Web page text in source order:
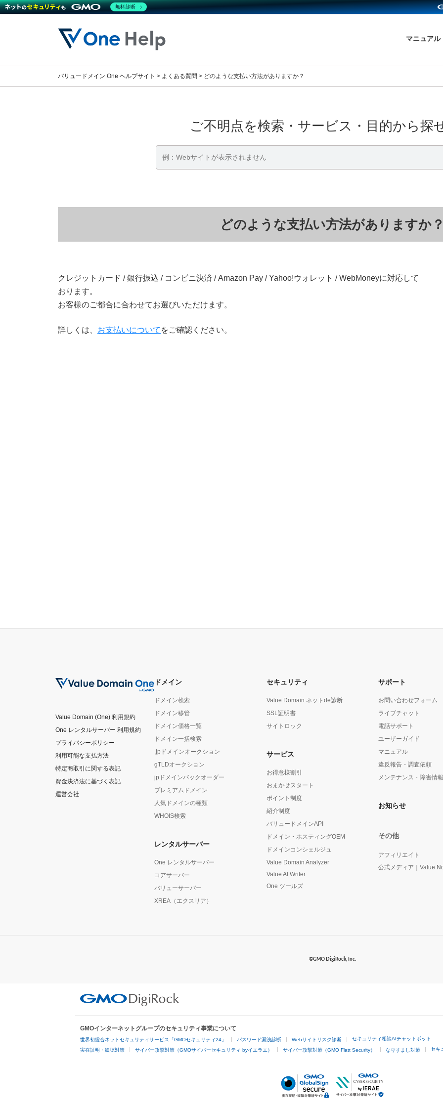
マニュアル
バリュードメイン One ヘルプサイト > よくある質問 > どのような支払い方法がありますか？
ご不明点を検索・サービス・目的から探
どのような支払い方法がありますか
クレジットカード / 銀行振込 / コンビニ決済 / Amazon Pay / Yahoo!ウォレット / WebMoneyに対応して
おります。
お客様のご都合に合わせてお選びいただけます。
詳しくは、 お支払いについて をご確認ください。
Value Domain (One) 利用規約
One レンタルサーバー 利用規約
プライバシーポリシー
利用可能な支払方法
特定商取引に関する表記
資金決済法に基づく表記
運営会社
ドメイン
ドメイン検索
ドメイン移管
ドメイン価格一覧
ドメイン一括検索
.jpドメインオークション
gTLDオークション
jpドメインバックオーダー
プレミアムドメイン
人気ドメインの種類
WHOIS検索
レンタルサーバー
One レンタルサーバー
コアサーバー
バリューサーバー
XREA（エクスリア）
セキュリティ
Value Domain ネットde診断
SSL証明書
サイトロック
サービス
お得意様割引
おまかせスタート
ポイント制度
紹介制度
バリュードメインAPI
ドメイン・ホスティングOEM
ドメインコンシェルジュ
Value Domain Analyzer
Value AI Writer
One ツールズ
サポート
お問い合わせフォーム
ライブチャット
電話サポート
ユーザーガイド
マニュアル
違反報告・調査依頼
メンテナンス・障害情
お知らせ
その他
アフィリエイト
公式メディア｜Value
©GMO DigiRock, Inc.
GMOインターネットグループのセキュリティ事業について
世界初総合ネットセキュリティサービス「GMOセキュリティ24」 パスワード漏洩診断 Webサイトリスク診断 セキュリティ相談AIチャットボット
実在証明・盗聴対策 サイバー攻撃対策（GMOサイバーセキュリティ byイエラエ） サイバー攻撃対策（GMO Flatt Security） なりすまし対策 セキ
無料診断